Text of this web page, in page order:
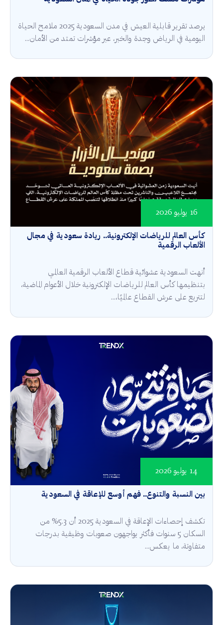
يرصد تقرير قابلية العيش في مدن السعودية 2025 ملامح الحياة
اليومية في الرياض وجدة والخبر، عبر مؤشرات تمتد من الأمان...
كأس العالم للرياضات الإلكترونية.. ريادة سعودية في مجال
الألعاب الرقمية
16 يوليو 2026
أنهت السعودية عشوائية قطاع الألعاب الرقمية العالمي
بتنظيمها كأس العالم للرياضات الإلكترونية خلال الأعوام الماضية،
لتتربع على عرش القطاع عالميًا،...
بين النسبة والتنوع.. فهم أوسع للإعاقة في السعودية
14 يوليو 2026
تكشف إحصاءات الإعاقة في السعودية 2025 أن 5.3% من
السكان 5 سنوات فأكثر يواجهون صعوبات وظيفية بدرجات
متفاوتة، ما يعكس...